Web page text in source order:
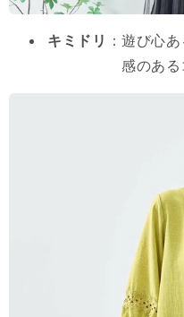
キミドリ ：遊び心
感のある